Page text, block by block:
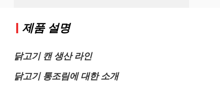
제품 설명
닭고기 캔 생산 라인
닭고기 통조림에 대한 소개